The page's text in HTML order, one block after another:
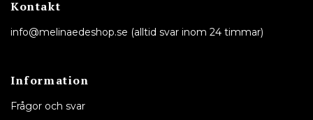
Kontakt
info@melinaedeshop.se (alltid svar inom 24 timmar)
Information
Frågor och svar